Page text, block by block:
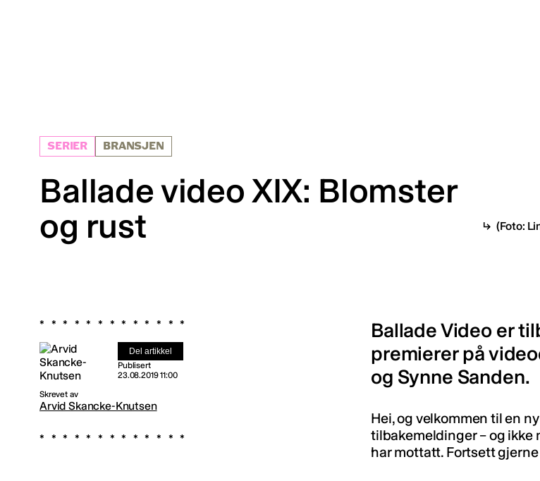
(Foto:
SERIER BRANSJEN
Ballade video XIX: Blomster
og rust
Del artikkel
Publisert
23.08.2019 11:00
Skrevet av
Arvid Skancke-Knutsen
Ballade Video er
premierer på
og Synne Sanden.
Hei, og velkommen til en
tilbakemeldinger – og ikke
har mottatt. Fortsett